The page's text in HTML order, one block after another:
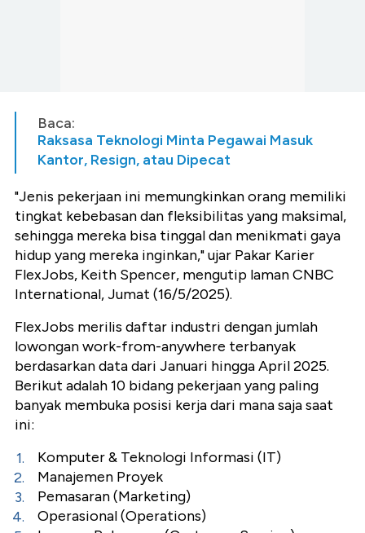
Baca:
Raksasa Teknologi Minta Pegawai Masuk
Kantor, Resign, atau Dipecat
"Jenis pekerjaan ini memungkinkan orang memiliki
tingkat kebebasan dan fleksibilitas yang maksimal,
sehingga mereka bisa tinggal dan menikmati gaya
hidup yang mereka inginkan," ujar Pakar Karier
FlexJobs, Keith Spencer, mengutip laman CNBC
International, Jumat (16/5/2025).
FlexJobs merilis daftar industri dengan jumlah
lowongan work-from-anywhere terbanyak
berdasarkan data dari Januari hingga April 2025.
Berikut adalah 10 bidang pekerjaan yang paling
banyak membuka posisi kerja dari mana saja saat
ini:
Komputer & Teknologi Informasi (IT)
Manajemen Proyek
Pemasaran (Marketing)
Operasional (Operations)